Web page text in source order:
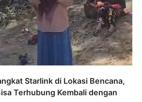
Starlink di Lokasi Bencana,
Terhubung Kembali dengan